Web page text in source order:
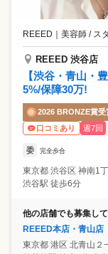
REEED 美容師 / ス
REEED 渋谷店
【渋谷・青山・
5%/保障30万!
2026 BRONZE賞受
口コミあり
週7回
委 完全歩合
東京都 渋谷区 神南1
渋谷駅 徒歩6分
他の店舗でも募集し
REEED本店・青山店
東京都 港区 北青山２